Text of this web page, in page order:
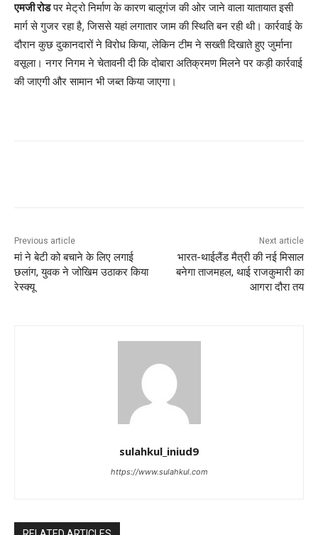
एमजी रोडपर मेट्रो निर्माण के कारण बालूगंज की ओर जाने वाला यातायात इसी
मार्ग से गुजर रहा है, जिससे यहां लगातार जाम की स्थिति बन रही थी। कार्रवाई के
दौरान कुछ दुकानदारों ने विरोध किया, लेकिन टीम ने सख्ती दिखाते हुए जुर्माना
वसूला। नगर निगम ने चेतावनी दी कि दोबारा अतिक्रमण मिलने पर कड़ी कार्रवाई
की जाएगी और सामान भी जब्त किया जाएगा।
Previous article
मां ने बेटी को बचाने के लिए लगाई
छलांग, युवक ने जोखिम उठाकर किया
रेस्क्यू
Next article
भारत-थाईलैंड मैत्री की नई मिसाल
बनेगा ताजमहल, थाई राजकुमारी का
आगरा दौरा तय
sulahkul_iniud9
https://www.sulahkul.com